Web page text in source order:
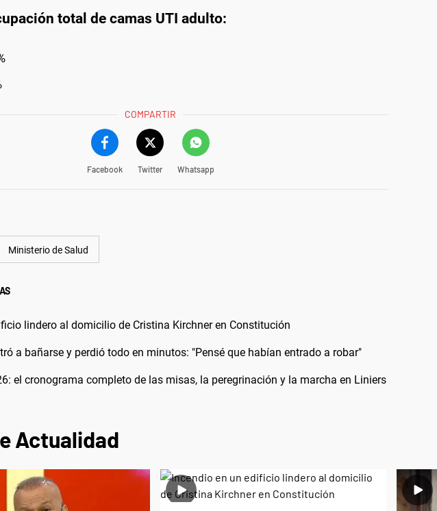
total de camas UTI adulto:
COMPARTIR
Facebook Twitter Whatsapp
Ministerio de Salud
lindero al domicilio de Cristina Kirchner en Constitución
a bañarse y perdió todo en minutos: "Pensé que habían entrado a robar"
el cronograma completo de las misas, la peregrinación y la marcha en Liniers
Actualidad